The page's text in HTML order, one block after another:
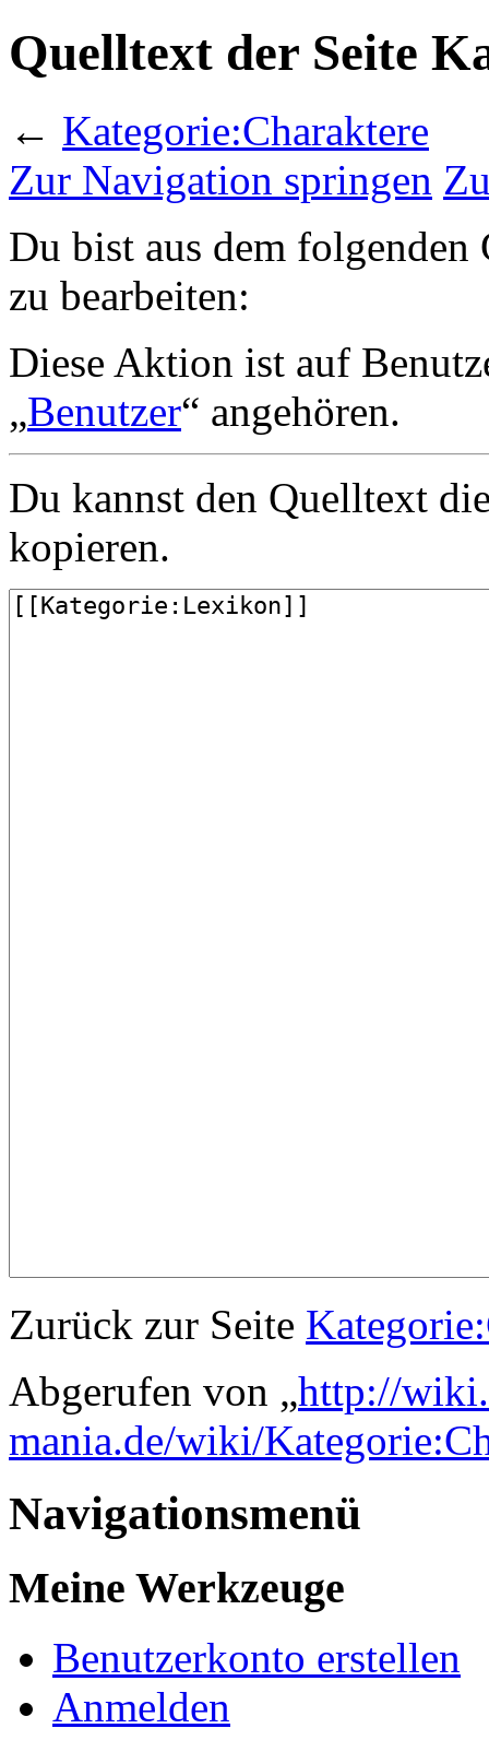
Quelltext der Seite
← Kategorie:Charaktere
Zur Navigation springen
Du bist aus dem
zu bearbeiten:
Diese Aktion ist auf
„Benutzer“ angehören.
Du kannst den Quelltext
kopieren.
Zurück zur Seite
Abgerufen von „http://
mania.de/wiki/
Navigationsmenü
Meine Werkzeuge
Benutzerkonto erstellen
Anmelden